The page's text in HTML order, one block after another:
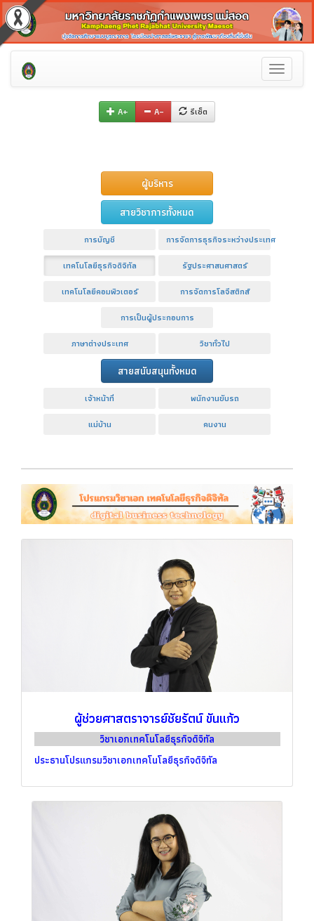
Toggle
A+ A– รีเซ็ต
ผู้บริหาร
สายวิชาการทั้งหมด
การบัญชี
การจัดการธุรกิจระหว่างประเทศ
เทคโนโลยีธุรกิจดิจิทัล
รัฐประศาสนศาสตร์
เทคโนโลยีคอมพิวเตอร์
การจัดการโลจีสติกส์
การเป็นผู้ประกอบการ
ภาษาต่างประเทศ
วิชาทั่วไป
สายสนับสนุนทั้งหมด
เจ้าหน้าที่
พนักงานขับรถ
แม่บ้าน
คนงาน
ผู้ช่วยศาสตราจารย์ชัยรัตน์ ขันแก้ว
วิชาเอกเทคโนโลยีธุรกิจดิจิทัล
ประธานโปรแกรมวิชาเอกเทคโนโลยีธุรกิจดิจิทัล